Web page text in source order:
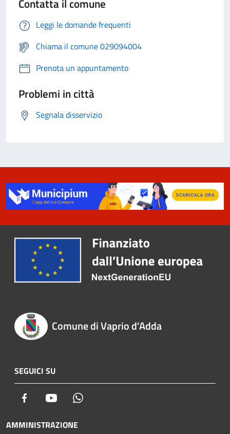
Contatta il comune
Leggi le domande frequenti
Chiama il comune 029094004
Prenota un appuntamento
Problemi in città
Segnala disservizio
Comune di Vaprio d'Adda
SEGUICI SU
Facebook Youtube
AMMINISTRAZIONE